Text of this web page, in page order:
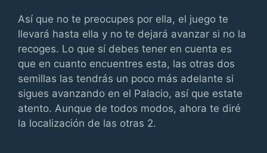
Así que no te preocupes por ella, el juego te
llevará hasta ella y no te dejará avanzar si no la
recoges. Lo que sí debes tener en cuenta es
que en cuanto encuentres esta, las otras dos
semillas las tendrás un poco más adelante si
sigues avanzando en el Palacio, así que estate
atento. Aunque de todos modos, ahora te diré
la localización de las otras 2.